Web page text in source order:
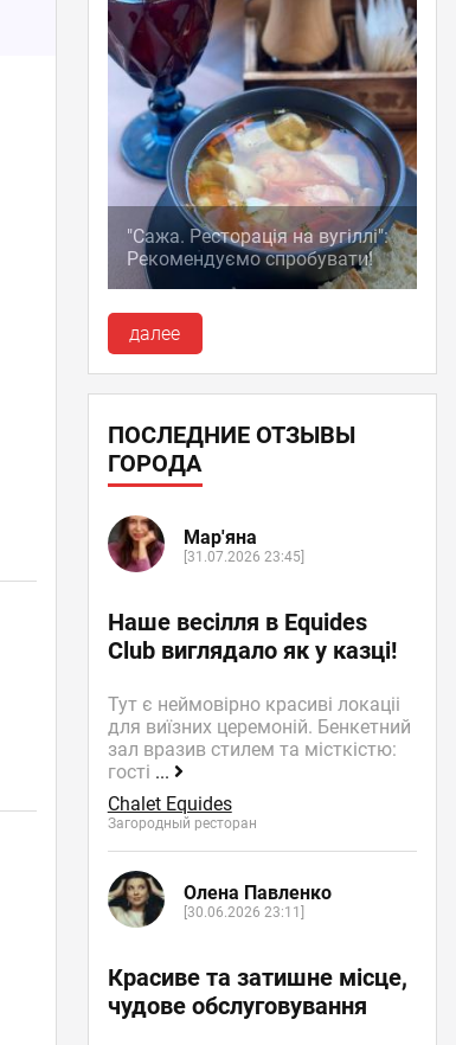
"Сажа. Ресторація на вугіллі":
Рекомендуємо спробувати!
далее
ПОСЛЕДНИЕ ОТЗЫВЫ
ГОРОДА
Мар'яна
[31.07.2026 23:45]
Наше весілля в Equides
Club виглядало як у казці!
Тут є неймовірно красиві локаціі
для виїзних церемоній. Бенкетний
зал вразив стилем та місткістю:
гості ...
Chalet Equides
Загородный ресторан
Олена Павленко
[30.06.2026 23:11]
Красиве та затишне місце,
чудове обслуговування